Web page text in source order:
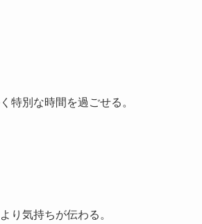
特別な時間を過ごせる。
り気持ちが伝わる。